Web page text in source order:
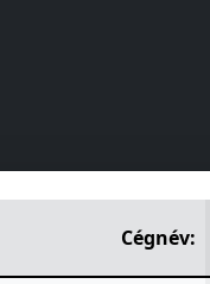
Cégnév: